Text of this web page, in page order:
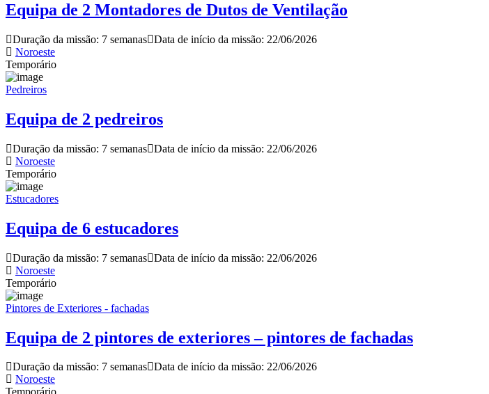
Equipa de 2 Montadores de Dutos de Ventilação
Duração da missão: 7 semanas Data de início da missão: 22/06/2026
Noroeste
Temporário
Pedreiros
Equipa de 2 pedreiros
Duração da missão: 7 semanas Data de início da missão: 22/06/2026
Noroeste
Temporário
Estucadores
Equipa de 6 estucadores
Duração da missão: 7 semanas Data de início da missão: 22/06/2026
Noroeste
Temporário
Pintores de Exteriores - fachadas
Equipa de 2 pintores de exteriores – pintores de fachadas
Duração da missão: 7 semanas Data de início da missão: 22/06/2026
Noroeste